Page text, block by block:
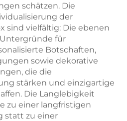
schätzen. Die
der
sind vielfältig: Die ebenen
für
Botschaften,
sowie dekorative
die die
stärken und einzigartige
Die Langlebigkeit
zu einer langfristigen
statt zu einer